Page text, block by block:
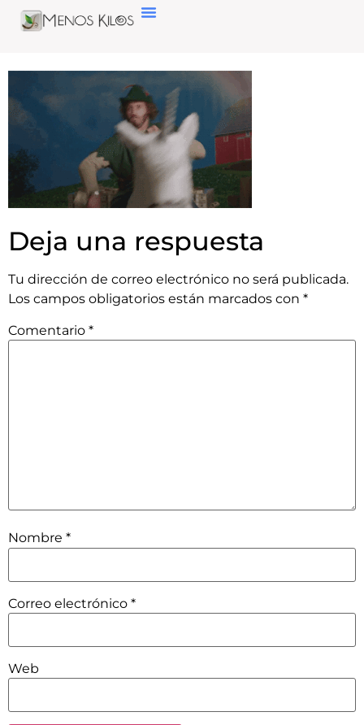
Deja una respuesta
Tu dirección de correo electrónico no será publicada.
Los campos obligatorios están marcados con *
Comentario *
Nombre *
Correo electrónico *
Web